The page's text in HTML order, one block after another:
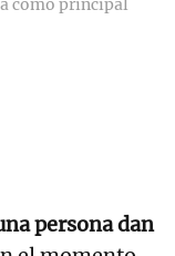
como principal
persona dan